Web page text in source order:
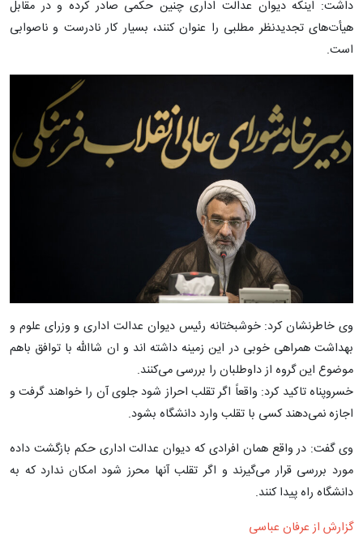
داشت: اینکه دیوان عدالت اداری چنین حکمی صادر کرده و در مقابل
هیأت‌های تجدیدنظر مطلبی را عنوان کنند، بسیار کار نادرست و ناصوابی
است.
وی خاطرنشان کرد: خوشبختانه رئیس دیوان عدالت اداری و وزرای علوم و
بهداشت همراهی خوبی در این زمینه داشته اند و ان شاالله با توافق باهم
موضوع این گروه از داوطلبان را بررسی می‌کنند.
خسروپناه تاکید کرد: واقعاً اگر تقلب احراز شود جلوی آن را خواهند گرفت و
اجازه نمی‌دهند کسی با تقلب وارد دانشگاه بشود.
وی گفت: در واقع همان افرادی که دیوان عدالت اداری حکم بازگشت داده
مورد بررسی قرار می‌گیرند و اگر تقلب آنها محرز شود امکان ندارد که به
دانشگاه راه پیدا کنند.
گزارش از عرفان عباسی